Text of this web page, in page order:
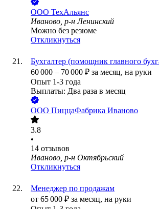
ООО ТехАльянс
Иваново, р-н Ленинский
Можно без резюме
Откликнуться
Бухгалтер (помощник главного
60 000 – 70 000 ₽ за месяц, на руки
Опыт 1-3 года
Выплаты: Два раза в месяц
ООО ПиццаФабрика Иваново
3.8
•
14 отзывов
Иваново, р-н Октябрьский
Откликнуться
Менеджер по продажам
от 65 000 ₽ за месяц, на руки